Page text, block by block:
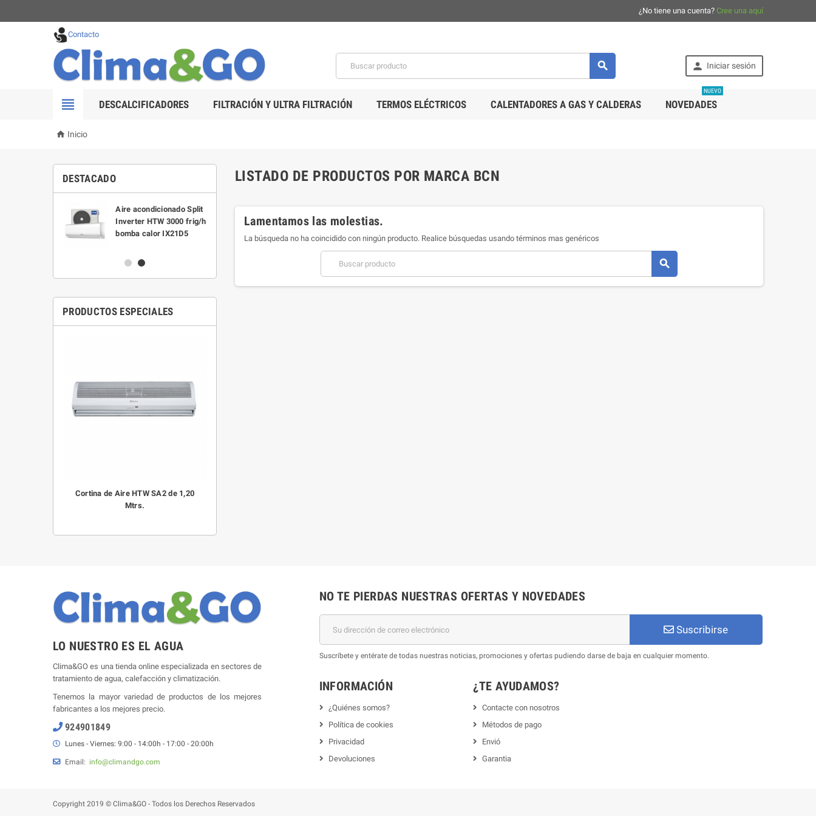
¿No tiene una cuenta? Cree una aquí
Contacto
  Iniciar sesión
 DESCALCIFICADORES FILTRACIÓN Y ULTRA FILTRACIÓN TERMOS ELÉCTRICOS CALENTADORES A GAS Y CALDERAS NOVEDADES
NUEVO
 Inicio
DESTACADO
Aire acondicionado Split
Inverter HTW 3000 frig/h
bomba calor IX21D5
Instantáneo Eco Titan
Climastar 30 litros
PRODUCTOS ESPECIALES
Cortina de Aire HTW SA2 de 1,20
Mtrs.
LISTADO DE PRODUCTOS POR MARCA BCN
Lamentamos las molestias.
La búsqueda no ha coincidido con ningún producto. Realice búsquedas usando términos mas genéricos

LO NUESTRO ES EL AGUA
Clima&GO es una tienda online especializada en sectores de
tratamiento de agua, calefacción y climatización.
Tenemos la mayor variedad de productos de los mejores
fabricantes a los mejores precio.
924901849
Lunes - Viernes: 9:00 - 14:00h - 17:00 - 20:00h
Email: info@climandgo.com
NO TE PIERDAS NUESTRAS OFERTAS Y NOVEDADES
Suscribirse
Suscríbete y entérate de todas nuestras noticias, promociones y ofertas pudiendo darse de baja en cualquier momento.
INFORMACIÓN
¿Quiénes somos?
Política de cookies
Privacidad
Devoluciones
¿TE AYUDAMOS?
Contacte con nosotros
Métodos de pago
Envió
Garantia
Copyright 2019 © Clima&GO - Todos los Derechos Reservados